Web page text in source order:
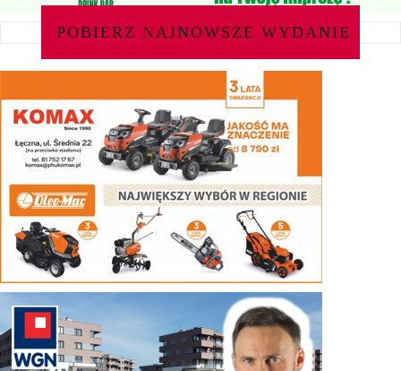
POBIERZ NAJNOWSZE WYDANIE